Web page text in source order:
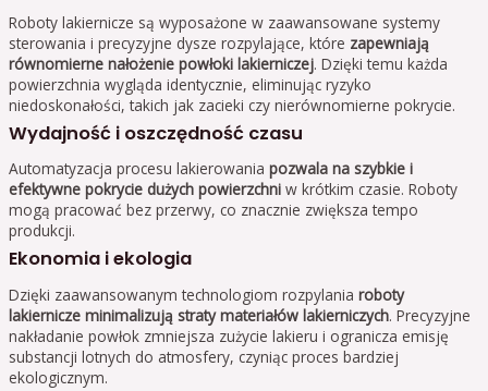
Roboty lakiernicze są wyposażone w zaawansowane systemy
sterowania i precyzyjne dysze rozpylające, które zapewniają
równomierne nałożenie powłoki lakierniczej. Dzięki temu każda
powierzchnia wygląda identycznie, eliminując ryzyko
niedoskonałości, takich jak zacieki czy nierównomierne pokrycie.
Wydajność i oszczędność czasu
Automatyzacja procesu lakierowania pozwala na szybkie i
efektywne pokrycie dużych powierzchni w krótkim czasie. Roboty
mogą pracować bez przerwy, co znacznie zwiększa tempo
produkcji.
Ekonomia i ekologia
Dzięki zaawansowanym technologiom rozpylania roboty
lakiernicze minimalizują straty materiałów lakierniczych. Precyzyjne
nakładanie powłok zmniejsza zużycie lakieru i ogranicza emisję
substancji lotnych do atmosfery, czyniąc proces bardziej
ekologicznym.